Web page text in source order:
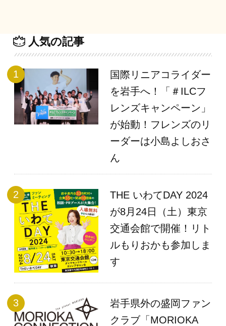
人気の記事
国際リニアコライダー
を岩手へ！「＃ILCフ
レンズキャンペーン」
が始動！フレンズのリ
ーダーは小島よしおさ
ん
THE いわてDAY 2024
が8月24日（土）東京
交通会館で開催！リト
ルもりおかも参加しま
す
岩手県外の盛岡ファン
クラブ「MORIOKA